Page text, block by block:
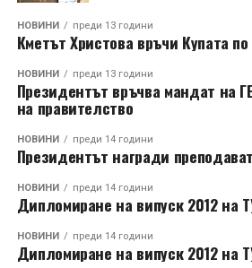
НОВИНИ преди 13 години
Кметът Христова връчи Купата
НОВИНИ преди 13 години
Президентът връчва мандат на
на правителство
НОВИНИ преди 14 години
Президентът награди
НОВИНИ преди 14 години
Дипломиране на випуск 2012 на
НОВИНИ преди 14 години
Дипломиране на випуск 2012 на